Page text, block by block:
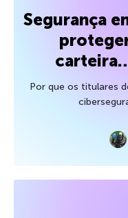
Segurança
Por que os titulares